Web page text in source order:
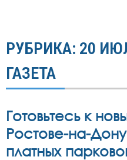
РУБРИКА: 20
ГАЗЕТА
Готовьтесь к
Ростове-на-Дону
платных